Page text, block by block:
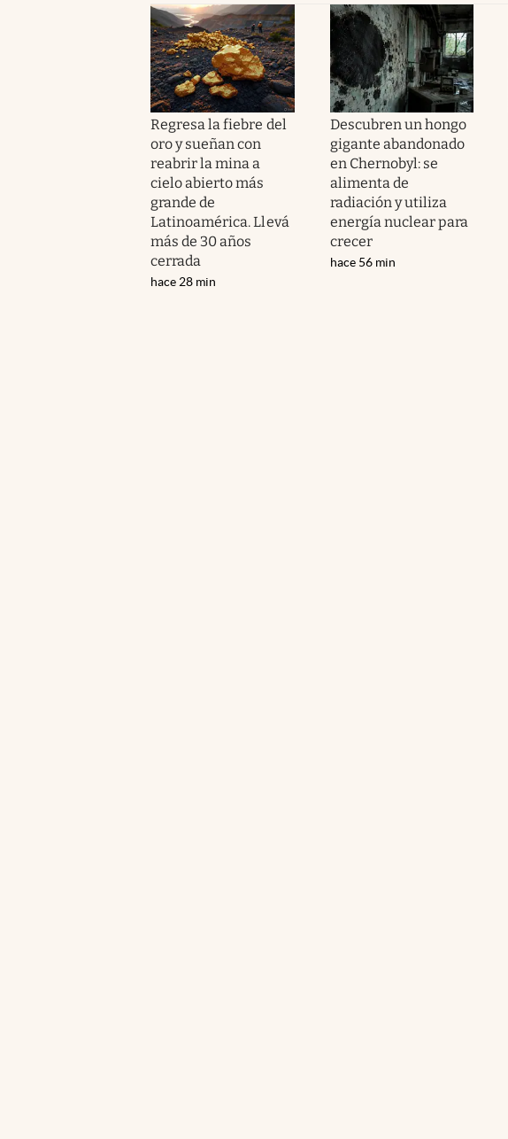
Regresa la fiebre del
oro y sueñan con
reabrir la mina a
cielo abierto más
grande de
Latinoamérica. Llevá
más de 30 años
cerrada
hace 28 min
Descubren un hongo
gigante abandonado
en Chernobyl: se
alimenta de
radiación y utiliza
energía nuclear para
crecer
hace 56 min